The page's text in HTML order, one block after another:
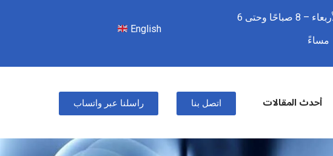
من السبت للأربعاء – 8 صباحًا وحتى 6
مساءً
English
أحدث المقالات اتصل بنا راسلنا عبر واتساب